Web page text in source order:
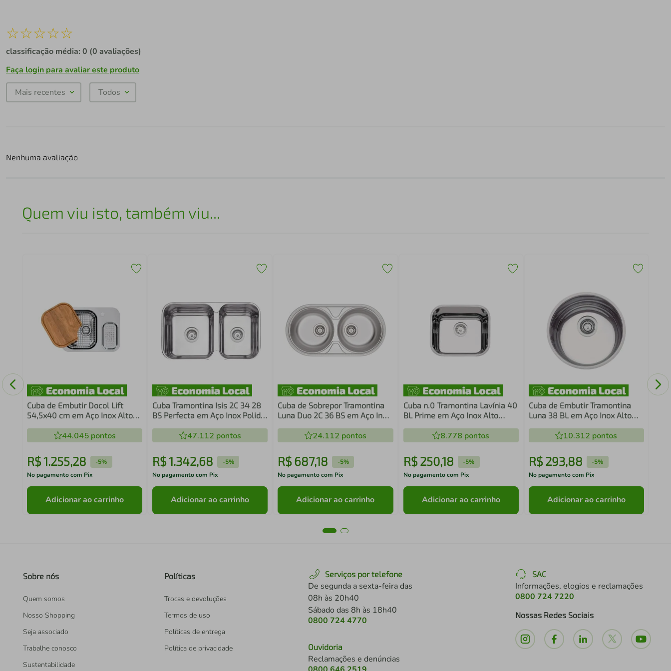
☆☆☆☆☆
classificação média: 0 (0 avaliações)
Faça login para avaliar este produto
Mais recentes Todos
Nenhuma avaliação
Quem viu isto, também viu...
Cuba de Embutir Docol Lift
54,5x40 cm em Aço Inox Alto
44.045pontos
R$1.255,28 -5%
No pagamento com Pix
Adicionar ao carrinho
Cuba Tramontina Isis 2C 34 28
BS Perfecta em Aço Inox Polido
Escorredor de Pratos
47.112 pontos
R$1.342,68 -5%
No pagamento com Pix
Adicionar ao carrinho
Cuba de Sobrepor Tramontina
Luna Duo 2C 36 BS em Aço Inox
24.112 pontos
R$687,18 -5%
No pagamento com Pix
Adicionar ao carrinho
Cuba n.0 Tramontina Lavínia 40
BL Prime em Aço Inox Alto
Válvula 94020207
8.778 pontos
R$ 250,18 -5%
No pagamento com Pix
Adicionar ao carrinho
Cuba de Embutir Tramontina
Luna 38 BL em Aço Inox Alto
10.312 pontos
R$ 293,88 -5%
No pagamento com Pix
Adicionar ao carrinho
cm
Sobre nós
Quem somos
Nosso Shopping
Seja associado
Trabalhe conosco
Sustentabilidade
Políticas
Trocas e devoluções
Termos de uso
Políticas de entrega
Política de privacidade
Serviços por telefone
De segunda a sexta-feira das
08h às 20h40
Sábado das 8h às 18h40
0800 724 4770
Ouvidoria
Reclamações e denúncias
SAC
Informações, elogios e reclamações
0800 724 7220
Nossas Redes Sociais